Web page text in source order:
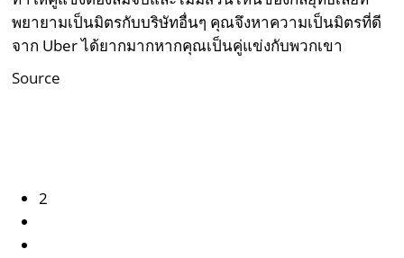
พยายามเป็นมิตรกับบริษัทอื่นๆ คุณจึงหาความเป็นมิตรที่ดี
จาก Uber ได้ยากมากหากคุณเป็นคู่แข่งกับพวกเขา
Source
2